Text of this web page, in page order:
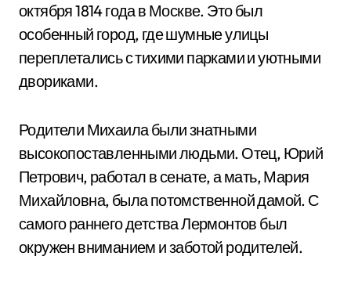
октября 1814 года в Москве. Это был
особенный город, где шумные улицы
переплетались с тихими парками и уютными
двориками.
Родители Михаила были знатными
высокопоставленными людьми. Отец, Юрий
Петрович, работал в сенате, а мать, Мария
Михайловна, была потомственной дамой. С
самого раннего детства Лермонтов был
окружен вниманием и заботой родителей.